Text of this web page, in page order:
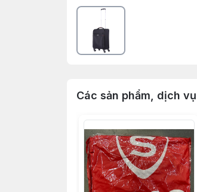
Các sản phẩm, dịch